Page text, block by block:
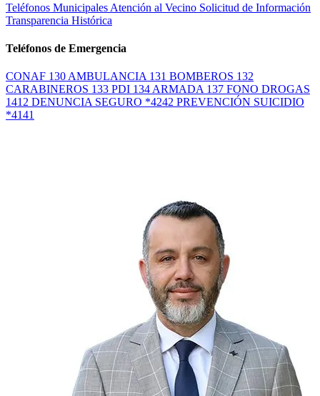
Teléfonos Municipales Atención al Vecino Solicitud de Información
Transparencia Histórica
Teléfonos de Emergencia
CONAF 130 AMBULANCIA 131 BOMBEROS 132
CARABINEROS 133 PDI 134 ARMADA 137 FONO DROGAS
1412 DENUNCIA SEGURO *4242 PREVENCIÓN SUICIDIO
*4141